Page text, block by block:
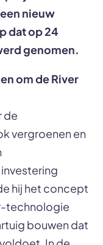
nieuw
dat op 24
genomen.
om de River
de
vergroenen en
hij het concept
technologie
bouwen dat